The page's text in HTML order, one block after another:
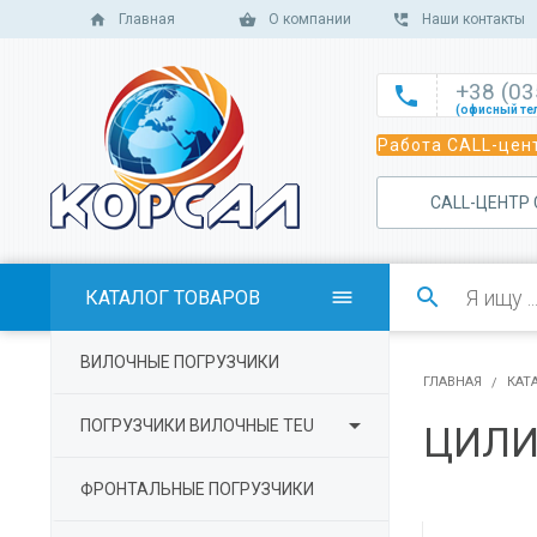
Главная О компании Наши контакты
 +38
(офисный

(офисный
 (офисный


Работа CALL-
САLL-ЦЕНТР
КАТАЛОГ ТОВАРОВ 
ВИЛОЧНЫЕ ПОГРУЗЧИКИ
ПОГРУЗЧИКИ ВИЛОЧНЫЕ TEU 
ФРОНТАЛЬНЫЕ ПОГРУЗЧИКИ
ГЛАВНАЯ